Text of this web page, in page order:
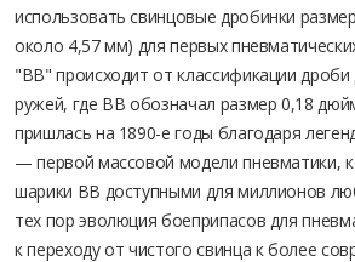
использовать свинцовые дробинки
около 4,57 мм) для первых
"BB" происходит от классификации
ружей, где BB обозначал размер 0,18
пришлась на 1890-е годы благодаря
— первой массовой модели пневматики,
шарики BB доступными для миллионов
тех пор эволюция боеприпасов для
к переходу от чистого свинца к более